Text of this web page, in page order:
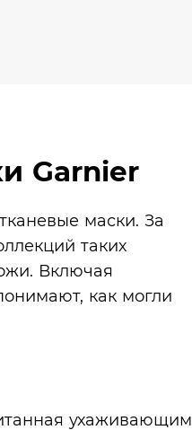
Garnier
маски. За
таких
Включая
как могли
ухаживающим